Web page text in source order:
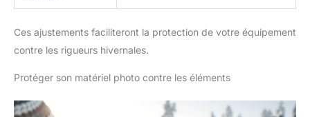
Ces ajustements faciliteront la protection de votre équipement
contre les rigueurs hivernales.
Protéger son matériel photo contre les éléments